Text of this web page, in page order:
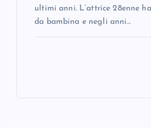
ultimi anni. L’attrice 28enne
da bambina e negli anni…